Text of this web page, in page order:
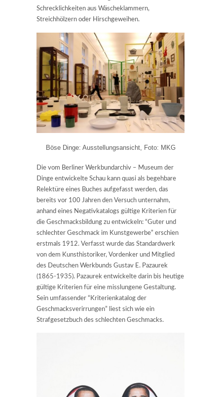
Schrecklichkeiten aus Wäscheklammern,
Streichhölzern oder Hirschgeweihen.
Böse Dinge: Ausstellungsansicht, Foto: MKG
Die vom Berliner Werkbundarchiv – Museum der
Dinge entwickelte Schau kann quasi als begehbare
Relektüre eines Buches aufgefasst werden, das
bereits vor 100 Jahren den Versuch unternahm,
anhand eines Negativkatalogs gültige Kriterien für
die Geschmacksbildung zu entwickeln: “Guter und
schlechter Geschmack im Kunstgewerbe” erschien
erstmals 1912. Verfasst wurde das Standardwerk
von dem Kunsthistoriker, Vordenker und Mitglied
des Deutschen Werkbunds Gustav E. Pazaurek
(1865-1935). Pazaurek entwickelte darin bis heutige
gültige Kriterien für eine misslungene Gestaltung.
Sein umfassender “Kriterienkatalog der
Geschmacksverirrungen” liest sich wie ein
Strafgesetzbuch des schlechten Geschmacks.